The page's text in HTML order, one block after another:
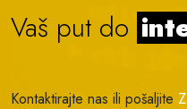
Vaš put do
Kontaktirajte nas ili pošaljite